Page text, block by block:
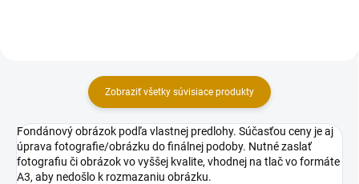
Zobraziť všetky súvisiace produkty
Fondánový obrázok podľa vlastnej predlohy. Súčasťou ceny je aj
úprava fotografie/obrázku do finálnej podoby. Nutné zaslať
fotografiu či obrázok vo vyššej kvalite, vhodnej na tlač vo formáte
A3, aby nedošlo k rozmazaniu obrázku.